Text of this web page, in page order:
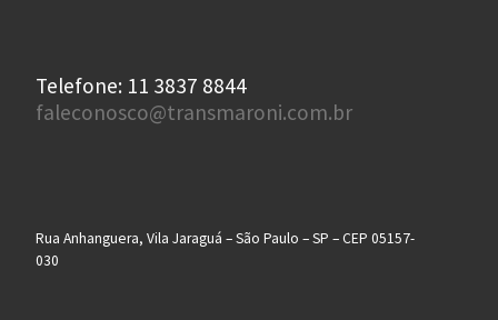
Telefone: 11 3837 8844
faleconosco@transmaroni.com.br
Rua Anhanguera, Vila Jaraguá – São Paulo – SP – CEP 05157-
030